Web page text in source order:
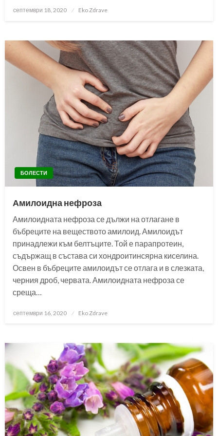
Posted
септември 18, 2020 Eko Zdrave
БОЛЕСТИ
Амилоидна нефроза
Амилоидната нефроза се дължи на отлагане в
бъбреците на веществото амилоид. Амилоидът
принадлежи към белтъците. Той е парапротеин,
съдържащ в състава си хондроитинсярна киселина.
Освен в бъбреците амилоидът се отлага и в слезката,
черния дроб, червата. Амилоидната нефроза се
среща…
Posted
септември 16, 2020 Eko Zdrave